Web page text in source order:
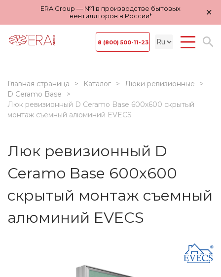
ERA Group — №1 в производстве бытовых
вентиляторов в России*
×
8 (800) 500-11-23
Главная страница Каталог
Люки ревизионные
D Ceramo Base
Люк ревизионный D Ceramo Base 600х600 скрытый
монтаж съемный алюминий EVECS
Люк ревизионный D
Ceramo Base 600х600
скрытый монтаж съемный
алюминий EVECS